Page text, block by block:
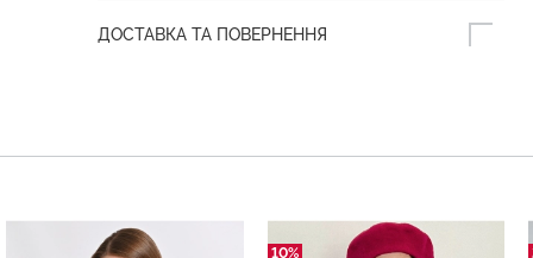
ДОСТАВКА ТА ПОВЕРНЕННЯ
10%